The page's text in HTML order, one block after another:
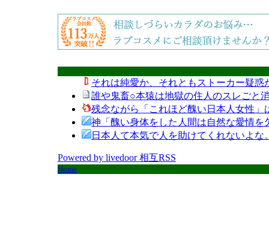
それは純愛か、それともストーカー疑惑
誰や鬼畜○本猿は地獄の住人のスレごと
残念ながら「これほど醜い日本人女性
神「醜い身体をした人間は自然な愛情を
日本人て本気で人を助けてくれないよ
Powered by livedoor 相互RSS
Home